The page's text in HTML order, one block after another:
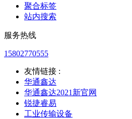
聚合标签
站内搜索
服务热线
15802770555
友情链接 :
华通鑫达
华通鑫达2021新官网
锐捷睿易
工业传输设备